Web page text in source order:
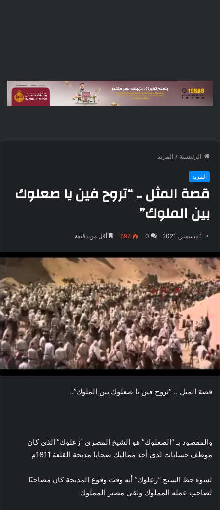
الرئيسية / المزيد
المزيد
قصة المثل .. “تروح فين يا صعلوك
بين الملوك”
1 ديسمبر، 2021 0
597 أقل من دقيقة
قصة المثل .. “تروح فين يا صعلوك بين الملوك”..
والمقصود بـ “الصعلوك” هو الشيخ المصري “زعلوك” الذي كان
موظف حسابات لدى أحد مماليك ضحايا مذبحة القلعة 1811م
لسوء حظ الشيخ “زعلوك” أنه وقت وقوع المذبحة كان مصاحبًا
لصاحب عمله المملوك ولقي مصير المملوك